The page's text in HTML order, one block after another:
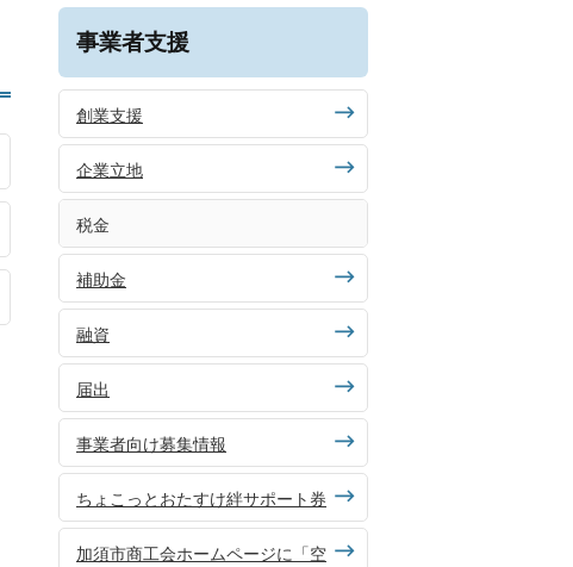
事業者支援
創業支援
企業立地
税金
補助金
融資
届出
事業者向け募集情報
ちょこっとおたすけ絆サポート券
加須市商工会ホームページに「空